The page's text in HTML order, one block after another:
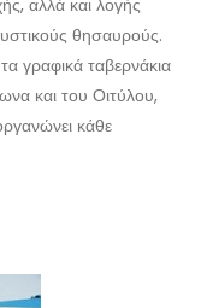
αλλά και λογής
θησαυρούς.
γραφικά ταβερνάκια
και του Οιτύλου,
κάθε